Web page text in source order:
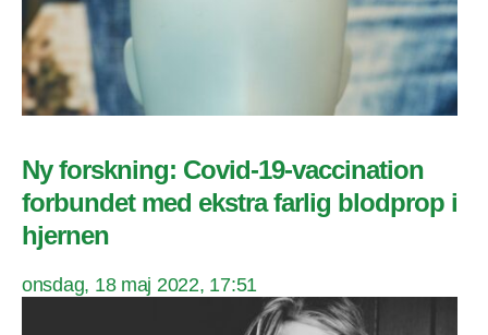
Ny forskning: Covid-19-vaccination
forbundet med ekstra farlig blodprop i
hjernen
onsdag, 18 maj 2022, 17:51